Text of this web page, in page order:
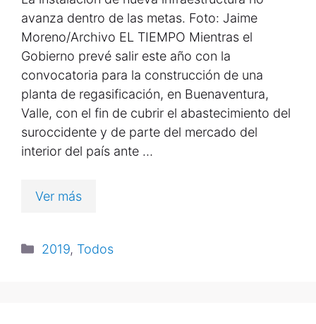
avanza dentro de las metas. Foto: Jaime
Moreno/Archivo EL TIEMPO Mientras el
Gobierno prevé salir este año con la
convocatoria para la construcción de una
planta de regasificación, en Buenaventura,
Valle, con el fin de cubrir el abastecimiento del
suroccidente y de parte del mercado del
interior del país ante …
Ver más
2019, Todos